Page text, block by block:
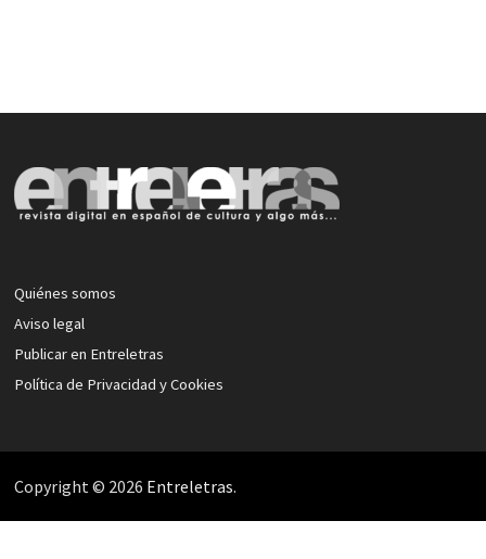
Quiénes somos
Aviso legal
Publicar en Entreletras
Política de Privacidad y Cookies
Copyright © 2026 Entreletras.